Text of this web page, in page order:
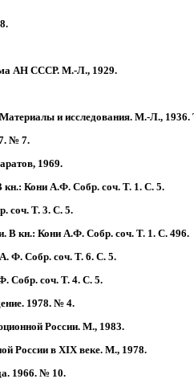
АН СССР. М.-Л., 1929.
и исследования. М.-Л., 1936.
№ 7.
1969.
Кони А.Ф. Собр. соч. Т. 1. С. 5.
соч. Т. 3. С. 5.
В кн.: Кони А.Ф. Собр. соч. Т. 1. С. 496.
Ф. Собр. соч. Т. 6. С. 5.
Собр. соч. Т. 4. С. 5.
1978. № 4.
России. М., 1983.
России в XIX веке. М., 1978.
1966. № 10.